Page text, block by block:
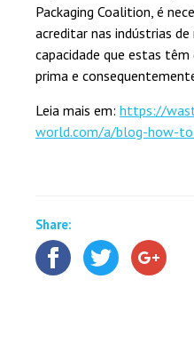
Packaging Coalition, é
acreditar nas indústrias
capacidade que estas
prima e
Leia mais em: https://
world.com/a/blog-how-
Share: